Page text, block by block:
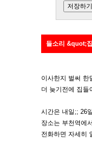
들소리 &quot;
이사한지 벌써 한
더 늦기전에 집들
시간은 내일;; 26
장소는 부천역에
전화하면 자세히